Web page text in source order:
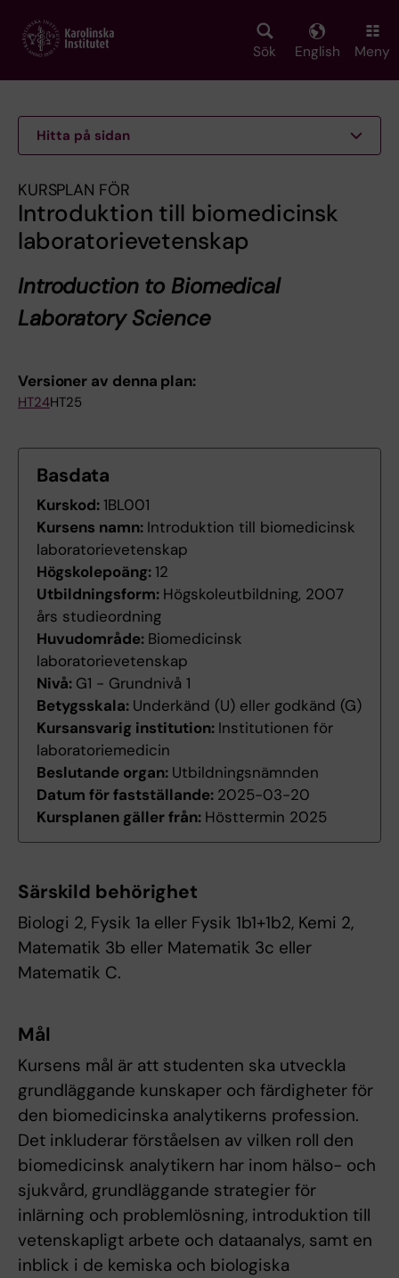
main
Sök English Meny
Hitta på sidan
KURSPLAN FÖR
Introduktion till biomedicinsk
laboratorievetenskap
Introduction to Biomedical
Laboratory Science
Versioner av denna plan:
HT24HT25
Basdata
Kurskod:1BL001
Kursens namn: Introduktion till biomedicinsk
laboratorievetenskap
Högskolepoäng:12
Utbildningsform: Högskoleutbildning, 2007
års studieordning
Huvudområde: Biomedicinsk
laboratorievetenskap
Nivå: G1 - Grundnivå 1
Betygsskala: Underkänd (U) eller godkänd (G)
Kursansvarig institution: Institutionen för
laboratoriemedicin
Beslutande organ: Utbildningsnämnden
Datum för fastställande: 2025-03-20
Kursplanen gäller från: Hösttermin 2025
Särskild behörighet
Biologi 2, Fysik 1a eller Fysik 1b1+1b2, Kemi 2,
Matematik 3b eller Matematik 3c eller
Matematik C.
Mål
Kursens mål är att studenten ska utveckla
grundläggande kunskaper och färdigheter för
den biomedicinska analytikerns profession.
Det inkluderar förståelsen av vilken roll den
biomedicinsk analytikern har inom hälso- och
sjukvård, grundläggande strategier för
inlärning och problemlösning, introduktion till
vetenskapligt arbete och dataanalys, samt en
inblick i de kemiska och biologiska